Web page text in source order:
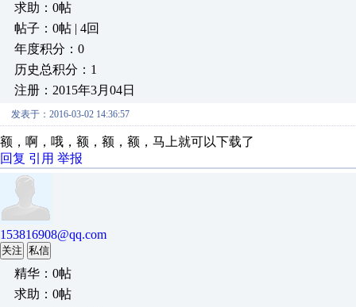
求助：0帖
帖子：0帖 | 4回
年度积分：0
历史总积分：1
注册：2015年3月04日
发表于：2016-03-02 14:36:57
额，啊，哦，额，额，额，马上就可以下载了
回复 引用 举报
153816908@qq.com
关注 私信
精华：0帖
求助：0帖